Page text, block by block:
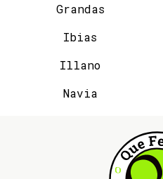
Grandas
Ibias
Illano
Navia